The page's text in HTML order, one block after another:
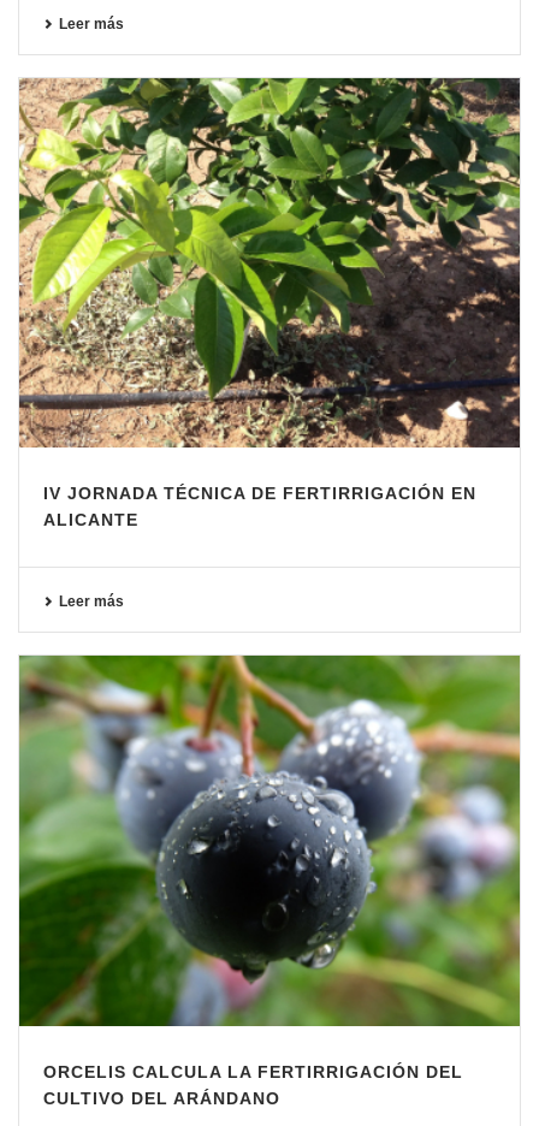
Leer más
IV JORNADA TÉCNICA DE FERTIRRIGACIÓN EN
ALICANTE
Leer más
ORCELIS CALCULA LA FERTIRRIGACIÓN DEL
CULTIVO DEL ARÁNDANO